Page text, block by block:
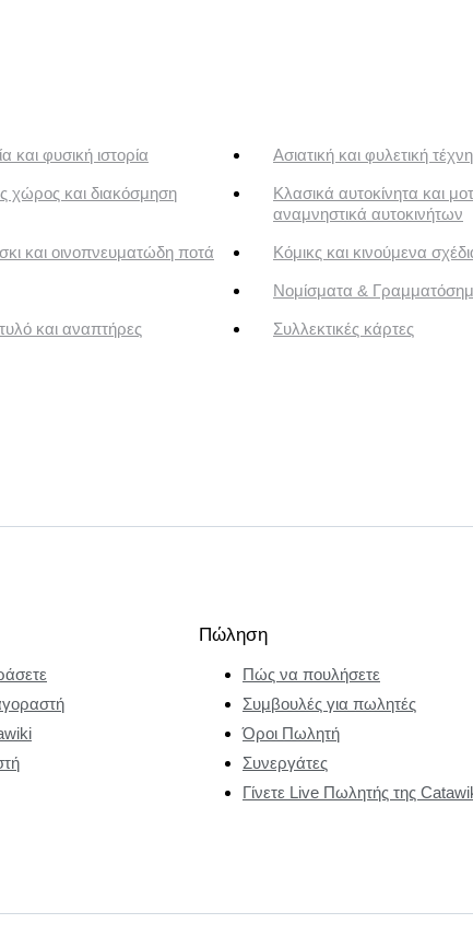
και φυσική ιστορία Ασιατική και φυλετική τέχνη
χώρος και διακόσμηση
Κλασικά αυτοκίνητα και
αναμνηστικά αυτοκινήτων
και οινοπνευματώδη ποτά Κόμικς και κινούμενα
Νομίσματα &
και αναπτήρες Συλλεκτικές κάρτες
Πώληση
Πώς να πουλήσετε
Συμβουλές για πωλητές
Όροι Πωλητή
Συνεργάτες
Γίνετε Live Πωλητής της